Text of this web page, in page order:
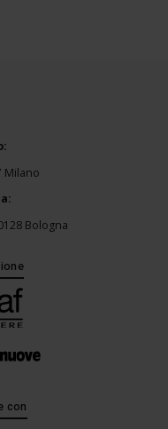
Milano
Bologna
con